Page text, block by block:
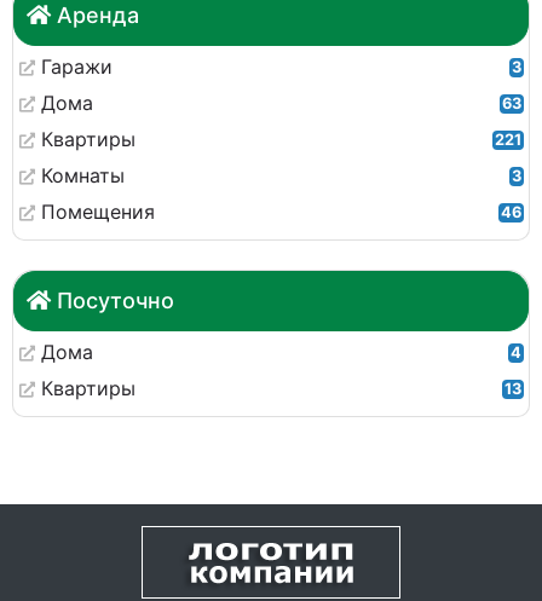
Аренда
Гаражи 3
Дома 63
Квартиры 221
Комнаты 3
Помещения 46
Посуточно
Дома 4
Квартиры 13